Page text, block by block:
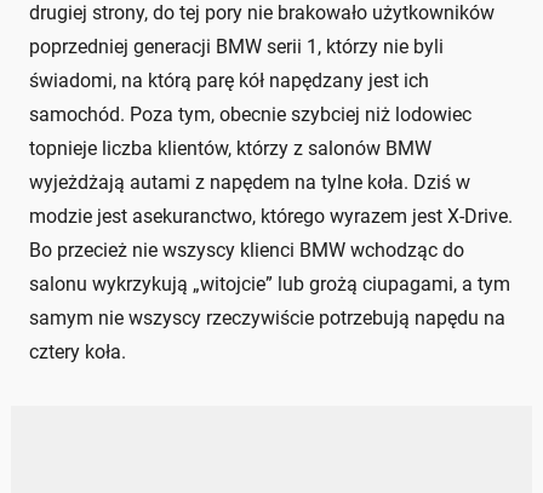
drugiej strony, do tej pory nie brakowało użytkowników
poprzedniej generacji BMW serii 1, którzy nie byli
świadomi, na którą parę kół napędzany jest ich
samochód. Poza tym, obecnie szybciej niż lodowiec
topnieje liczba klientów, którzy z salonów BMW
wyjeżdżają autami z napędem na tylne koła. Dziś w
modzie jest asekuranctwo, którego wyrazem jest X-Drive.
Bo przecież nie wszyscy klienci BMW wchodząc do
salonu wykrzykują „witojcie” lub grożą ciupagami, a tym
samym nie wszyscy rzeczywiście potrzebują napędu na
cztery koła.